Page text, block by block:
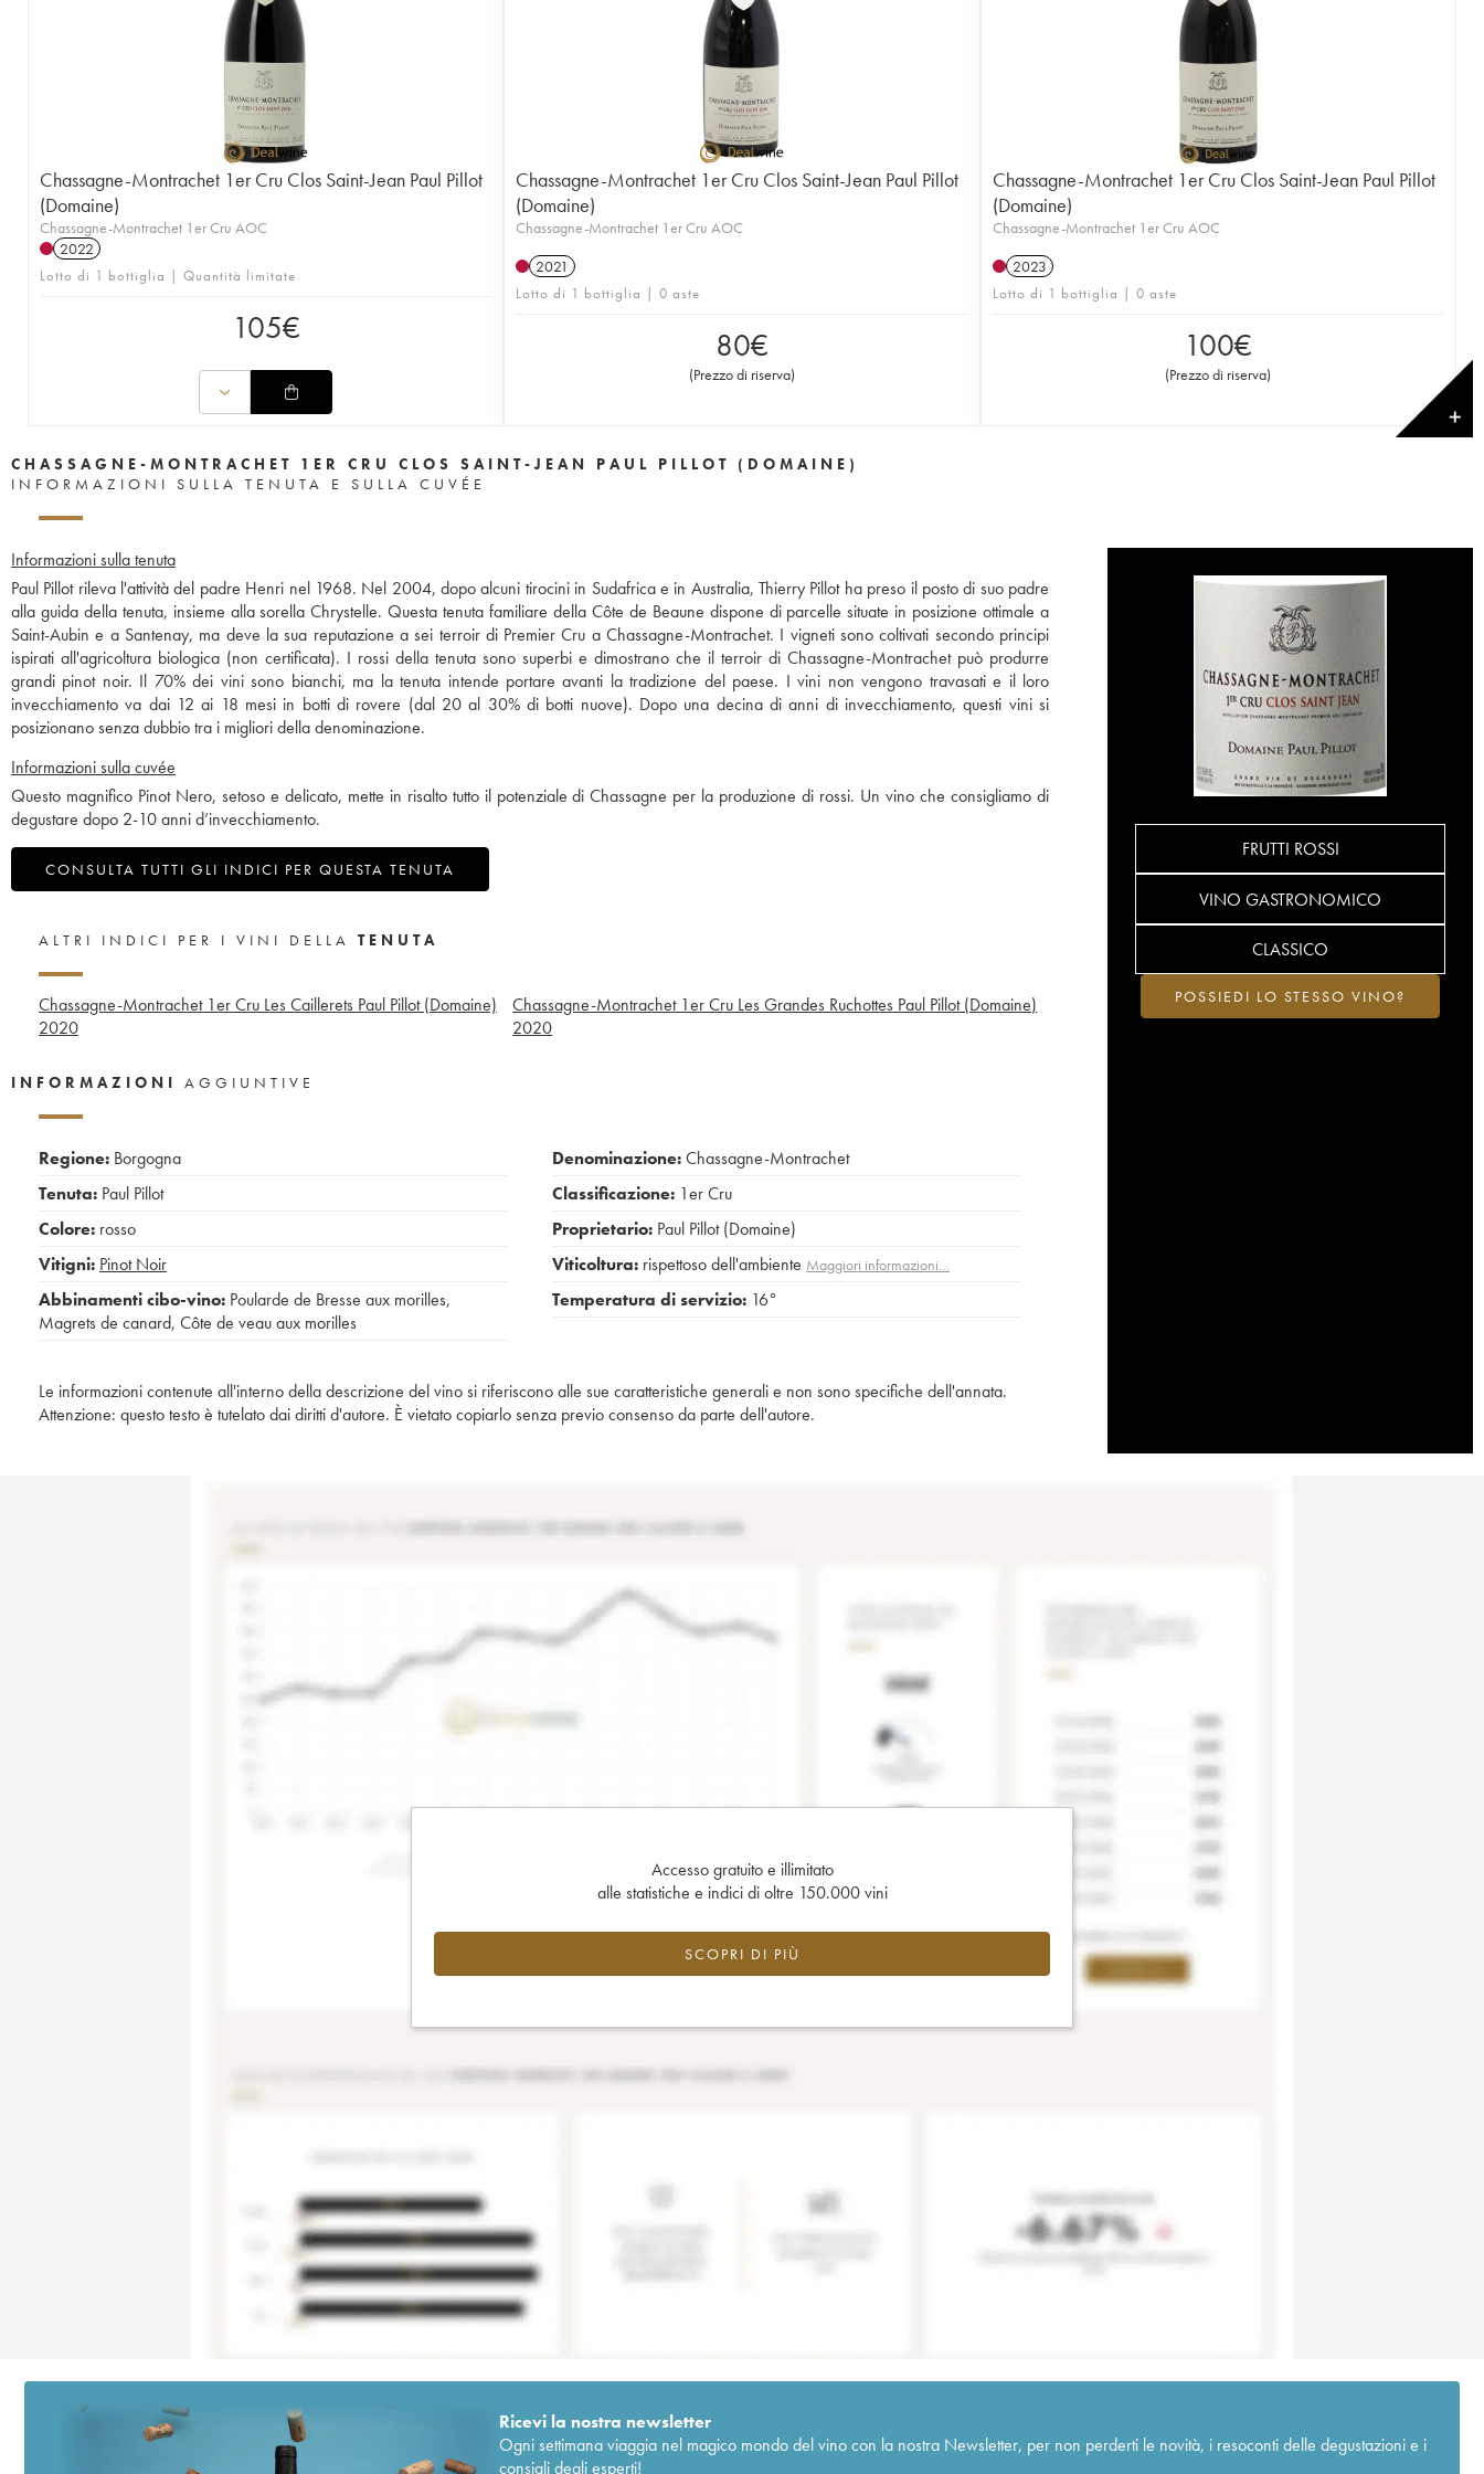
Chassagne-Montrachet 1er Cru Clos Saint-Jean Paul Pillot
(Domaine)
Chassagne-Montrachet 1er Cru AOC
2022
Lotto di 1 bottiglia | Quantità limitate
105€
Chassagne-Montrachet 1er Cru Clos Saint-Jean Paul Pillot
(Domaine)
Chassagne-Montrachet 1er Cru AOC
2021
Lotto di 1 bottiglia | 0 aste
80€
(Prezzo di riserva)
Chassagne-Montrachet 1er Cru Clos Saint-Jean Paul Pillot
(Domaine)
Chassagne-Montrachet 1er Cru AOC
2023
Lotto di 1 bottiglia | 0 aste
100€
(Prezzo di riserva)
✕
CHASSAGNE-MONTRACHET 1ER CRU CLOS SAINT-JEAN PAUL PILLOT (DOMAINE)
INFORMAZIONI SULLA TENUTA E SULLA CUVÉE
Informazioni sulla tenuta
Paul Pillot rileva l'attività del padre Henri nel 1968. Nel 2004, dopo alcuni tirocini in Sudafrica e in Australia, Thierry Pillot ha preso il posto di suo padre
alla guida della tenuta, insieme alla sorella Chrystelle. Questa tenuta familiare della Côte de Beaune dispone di parcelle situate in posizione ottimale a
Saint-Aubin e a Santenay, ma deve la sua reputazione a sei terroir di Premier Cru a Chassagne-Montrachet. I vigneti sono coltivati secondo principi
ispirati all'agricoltura biologica (non certificata). I rossi della tenuta sono superbi e dimostrano che il terroir di Chassagne-Montrachet può produrre
grandi pinot noir. Il 70% dei vini sono bianchi, ma la tenuta intende portare avanti la tradizione del paese. I vini non vengono travasati e il loro
invecchiamento va dai 12 ai 18 mesi in botti di rovere (dal 20 al 30% di botti nuove). Dopo una decina di anni di invecchiamento, questi vini si
posizionano senza dubbio tra i migliori della denominazione.
Informazioni sulla cuvée
Questo magnifico Pinot Nero, setoso e delicato, mette in risalto tutto il potenziale di Chassagne per la produzione di rossi. Un vino che consigliamo di
degustare dopo 2-10 anni d’invecchiamento.
CONSULTA TUTTI GLI INDICI PER QUESTA TENUTA
FRUTTI ROSSI
VINO GASTRONOMICO
CLASSICO
POSSIEDI LO STESSO VINO?
ALTRI INDICI PER I VINI DELLA TENUTA
Chassagne-Montrachet 1er Cru Les Caillerets Paul Pillot (Domaine)
2020
Chassagne-Montrachet 1er Cru Les Grandes Ruchottes Paul Pillot (Domaine)
2020
INFORMAZIONI AGGIUNTIVE
Regione: Borgogna
Tenuta: Paul Pillot
Colore: rosso
Vitigni: Pinot Noir
Abbinamenti cibo-vino: Poularde de Bresse aux morilles,
Magrets de canard, Côte de veau aux morilles
Denominazione:Chassagne-Montrachet
Classificazione: 1er Cru
Proprietario: Paul Pillot (Domaine)
Viticoltura: rispettoso dell'ambiente Maggiori informazioni…
Temperatura di servizio: 16°
Le informazioni contenute all'interno della descrizione del vino si riferiscono alle sue caratteristiche generali e non sono specifiche dell'annata.
Attenzione: questo testo è tutelato dai diritti d'autore. È vietato copiarlo senza previo consenso da parte dell'autore.
Accesso gratuito e illimitato
alle statistiche e indici di oltre 150.000 vini
SCOPRI DI PIÙ
Ricevi la nostra newsletter
Ogni settimana viaggia nel magico mondo del vino con la nostra Newsletter, per non perderti le novità, i resoconti delle degustazioni e i
consigli degli esperti!